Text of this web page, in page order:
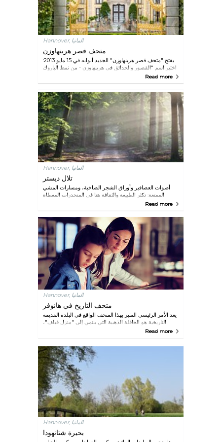
Hannover, المانيا
متحف قصر هرينهاوزن
يفتح "متحف قصر هرينهاوزن" الجديد أبوابه في 15 مايو 2013:
اختير اسم "القصور والحدائق في هرينهاوزن - من نمط الباروك
إلى العصر الحديث" للمعرض الكبير الذي يدعو الزوار
لاستكشاف الجوانب الكثيرة للقصر الفسيح والحديقة العالمية
Read more
Hannover, المانيا
تلال ديستر
أصوات العصافير وأوراق الشجر الصاخبة، ومسارات المشي
الممتعة: تكثر الطبيعة والثقافة هنا في المنحدرات المغطاة
أمتار فوق مستوى سطح البحر. تزخر مسارات التلال بالعديد
من المناظر الطبيعية التي تملأ "أرض كالينبيرغر" والتي تمتد إلى
أسفل المرتفعات. وهذا المكان يعد جنة لممارسي رياضات التنزه
على الأقدام، والسير، وركوب الدرجات.
Read more
Hannover, المانيا
متحف التاريخ في هانوفر
يعد الأمر الرئيسي المثير بهذا المتحف الواقع في البلدة القديمة
التاريخية هو الحافلة الذهبية التي ينتمي إلى "منزل فيلف"،
وبالتالي فهو جزء من التراث الملكي في "هانوفر".
Read more
Hannover, المانيا
بحيرة شتانهودا